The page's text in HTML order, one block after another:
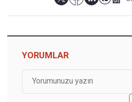
YORUMLAR